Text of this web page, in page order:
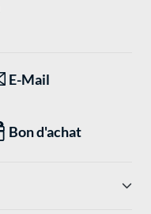
E-Mail
Bon d'achat